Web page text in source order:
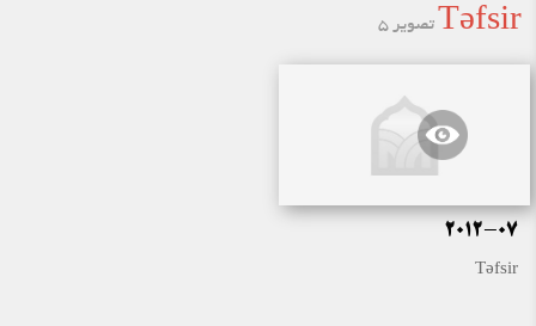
تصویر 5
2012-07
Təfsir